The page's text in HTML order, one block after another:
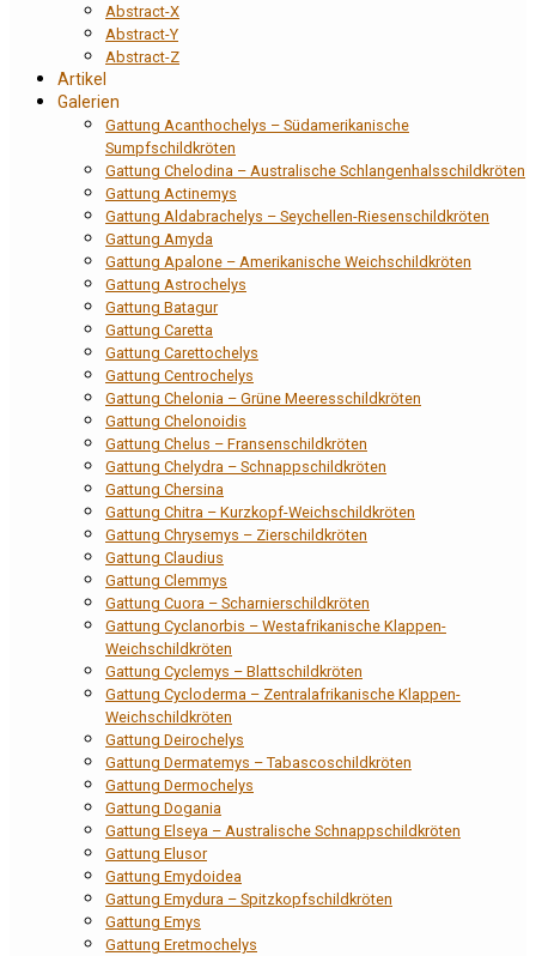
Abstract-X
Abstract-Y
Abstract-Z
Artikel
Galerien
Gattung Acanthochelys – Südamerikanische
Sumpfschildkröten
Gattung Chelodina – Australische Schlangenhalsschildkröten
Gattung Actinemys
Gattung Aldabrachelys – Seychellen-Riesenschildkröten
Gattung Amyda
Gattung Apalone – Amerikanische Weichschildkröten
Gattung Astrochelys
Gattung Batagur
Gattung Caretta
Gattung Carettochelys
Gattung Centrochelys
Gattung Chelonia – Grüne Meeresschildkröten
Gattung Chelonoidis
Gattung Chelus – Fransenschildkröten
Gattung Chelydra – Schnappschildkröten
Gattung Chersina
Gattung Chitra – Kurzkopf-Weichschildkröten
Gattung Chrysemys – Zierschildkröten
Gattung Claudius
Gattung Clemmys
Gattung Cuora – Scharnierschildkröten
Gattung Cyclanorbis – Westafrikanische Klappen-
Weichschildkröten
Gattung Cyclemys – Blattschildkröten
Gattung Cycloderma – Zentralafrikanische Klappen-
Weichschildkröten
Gattung Deirochelys
Gattung Dermatemys – Tabascoschildkröten
Gattung Dermochelys
Gattung Dogania
Gattung Elseya – Australische Schnappschildkröten
Gattung Elusor
Gattung Emydoidea
Gattung Emydura – Spitzkopfschildkröten
Gattung Emys
Gattung Eretmochelys